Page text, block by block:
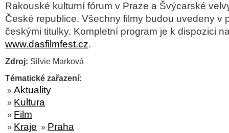
Rakouské kulturní fórum v Praze a Švýcarské
České republice. Všechny filmy budou uvedeny v
českými titulky. Kompletní program je k dispozici
www.dasfilmfest.cz.
Zdroj: Silvie Marková
Tématické zařazení:
» Aktuality
» Kultura
» Film
» Kraje » Praha